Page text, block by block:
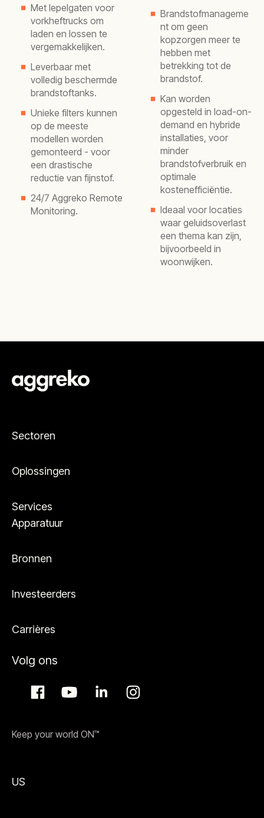
Met lepelgaten voor
vorkheftrucks om
laden en lossen te
vergemakkelijken.
Leverbaar met
volledig beschermde
brandstoftanks.
Unieke filters kunnen
op de meeste
modellen worden
gemonteerd - voor
een drastische
reductie van fijnstof.
24/7 Aggreko Remote
Monitoring.
Brandstofmanageme
nt om geen
kopzorgen meer te
hebben met
betrekking tot de
brandstof.
Kan worden
opgesteld in load-on-
demand en hybride
installaties, voor
minder
brandstofverbruik en
optimale
kostenefficiëntie.
Ideaal voor locaties
waar geluidsoverlast
een thema kan zijn,
bijvoorbeeld in
woonwijken.
Sectoren
Oplossingen
Services
Apparatuur
Bronnen
Investeerders
Carrières
Volg ons
Keep your world ON™
US